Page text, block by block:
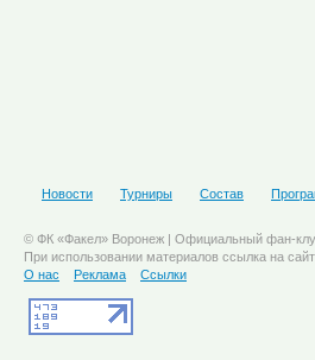
Новости Турниры Состав
© ФК «Факел» Воронеж | Официальный фан-
При использовании материалов ссылка на сайт
О нас
Реклама Ссылки